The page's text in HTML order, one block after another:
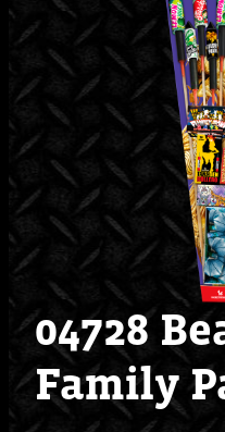
04728
Family